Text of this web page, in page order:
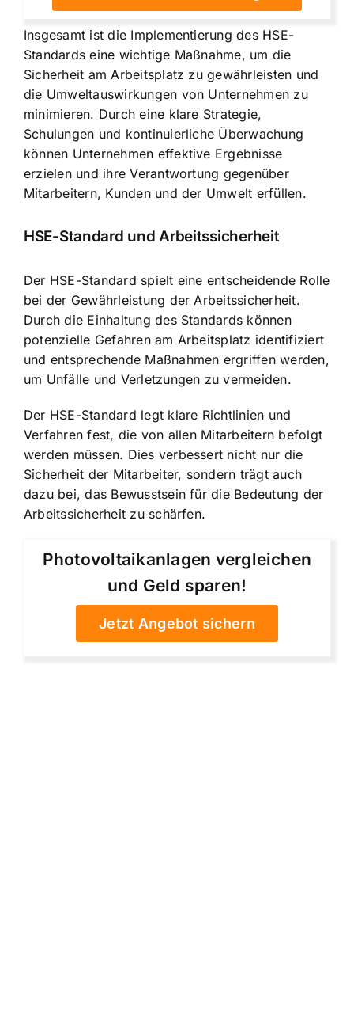
Insgesamt ist die Implementierung des HSE-
Standards eine wichtige Maßnahme, um die
Sicherheit am Arbeitsplatz zu gewährleisten und
die Umweltauswirkungen von Unternehmen zu
minimieren. Durch eine klare Strategie,
Schulungen und kontinuierliche Überwachung
können Unternehmen effektive Ergebnisse
erzielen und ihre Verantwortung gegenüber
Mitarbeitern, Kunden und der Umwelt erfüllen.
HSE-Standard und Arbeitssicherheit
Der HSE-Standard spielt eine entscheidende Rolle
bei der Gewährleistung der Arbeitssicherheit.
Durch die Einhaltung des Standards können
potenzielle Gefahren am Arbeitsplatz identifiziert
und entsprechende Maßnahmen ergriffen werden,
um Unfälle und Verletzungen zu vermeiden.
Der HSE-Standard legt klare Richtlinien und
Verfahren fest, die von allen Mitarbeitern befolgt
werden müssen. Dies verbessert nicht nur die
Sicherheit der Mitarbeiter, sondern trägt auch
dazu bei, das Bewusstsein für die Bedeutung der
Arbeitssicherheit zu schärfen.
Photovoltaikanlagen vergleichen
und Geld sparen!
Jetzt Angebot sichern